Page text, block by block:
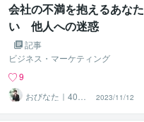
会社の不満を抱えるあな
い 他人への迷惑
記事
ビジネス・マーケティング
9
おびなた｜40
代・50代の就活
サポーター
2023/11/12